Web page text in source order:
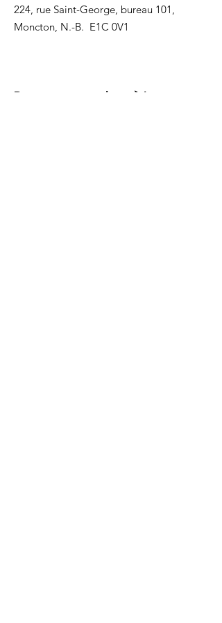
224, rue Saint-George, bureau 101,
Moncton, N.-B. E1C 0V1
Recevez nos mises à jour